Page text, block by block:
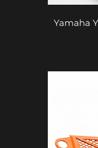
Yamaha